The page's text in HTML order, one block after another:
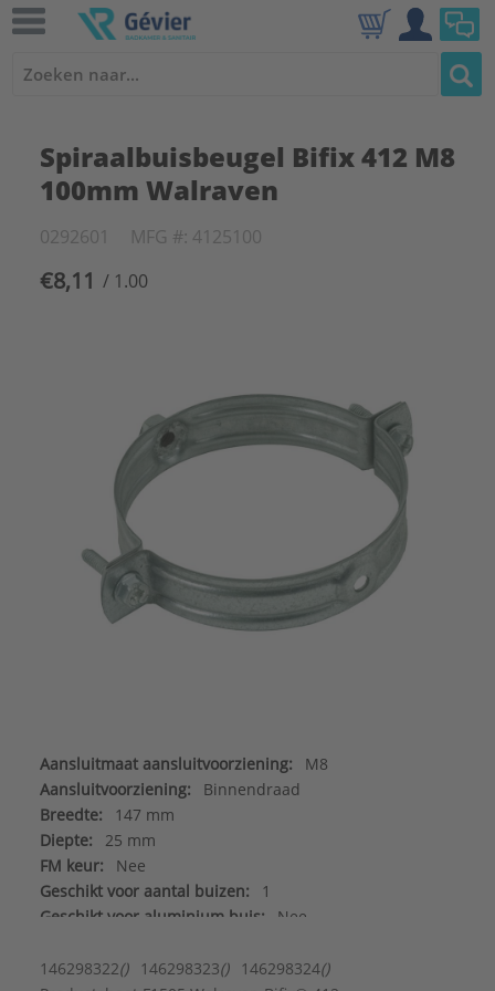
Spiraalbuisbeugel Bifix 412 M8
100mm Walraven
0292601 MFG #: 4125100
€8,11 / 1.00
Aansluitmaat aansluitvoorziening:
M8
Aansluitvoorziening:
Binnendraad
Breedte:
147 mm
Diepte:
25 mm
FM keur:
Nee
Geschikt voor aantal buizen:
1
Geschikt voor aluminium buis:
Nee
Geschikt voor koperen buis: Nee
146298322() 146298323() 146298324()